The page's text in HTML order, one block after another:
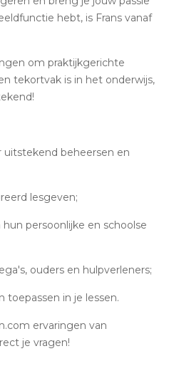
hebt, is Frans vanaf
om praktijkgerichte
tekortvak is in het onderwijs,
uitstekend beheersen en
lesgeven;
persoonlijke en schoolse
ouders en hulpverleners;
toepassen in je lessen.
ervaringen van
je vragen!